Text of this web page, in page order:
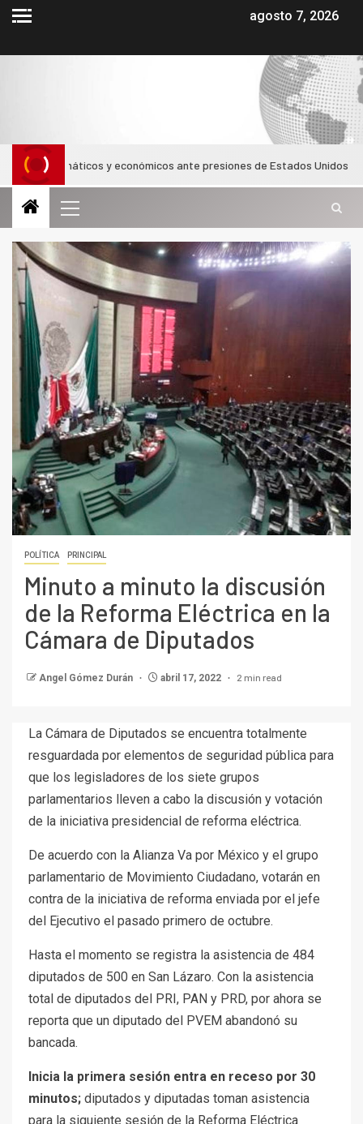
agosto 7, 2026
y económicos ante presiones de Estados Unidos
POLÍTICA PRINCIPAL
Minuto a minuto la discusión
de la Reforma Eléctrica en la
Cámara de Diputados
Angel Gómez Durán abril 17, 2022 2 min read
La Cámara de Diputados se encuentra totalmente
resguardada por elementos de seguridad pública para
que los legisladores de los siete grupos
parlamentarios lleven a cabo la discusión y votación
de la iniciativa presidencial de reforma eléctrica.
De acuerdo con la Alianza Va por México y el grupo
parlamentario de Movimiento Ciudadano, votarán en
contra de la iniciativa de reforma enviada por el jefe
del Ejecutivo el pasado primero de octubre.
Hasta el momento se registra la asistencia de 484
diputados de 500 en San Lázaro. Con la asistencia
total de diputados del PRI, PAN y PRD, por ahora se
reporta que un diputado del PVEM abandonó su
bancada.
Inicia la primera sesión entra en receso por 30
minutos; diputados y diputadas toman asistencia
para la siguiente sesión de la Reforma Eléctrica